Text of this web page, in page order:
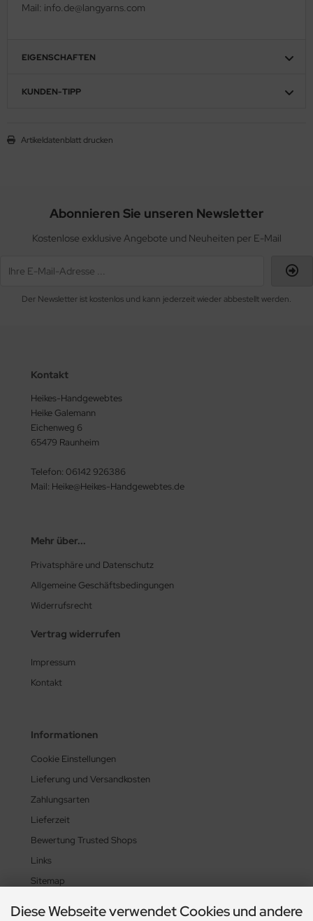
Mail: info.de@langyarns.com
EIGENSCHAFTEN
KUNDEN-TIPP
Artikeldatenblatt drucken
Abonnieren Sie unseren Newsletter
Kostenlose exklusive Angebote und Neuheiten per E-Mail
Der Newsletter ist kostenlos und kann jederzeit wieder abbestellt werden.
Kontakt
Heikes-Handgewebtes
Heike Galemann
Eichenweg 6
65479 Raunheim
Telefon: 06142 926386
Mail: Heike@Heikes-Handgewebtes.de
Mehr über...
Privatsphäre und Datenschutz
Allgemeine Geschäftsbedingungen
Widerrufsrecht
Vertrag widerrufen
Impressum
Kontakt
Informationen
Cookie Einstellungen
Lieferung und Versandkosten
Zahlungsarten
Lieferzeit
Bewertung Trusted Shops
Links
Sitemap
Diese Webseite verwendet Cookies und andere